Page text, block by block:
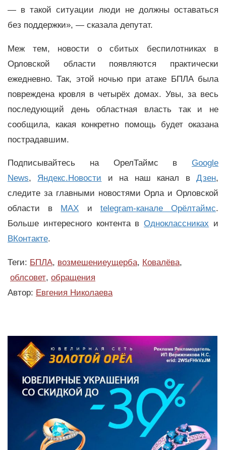
— в такой ситуации люди не должны оставаться
без поддержки», — сказала депутат.
Меж тем, новости о сбитых беспилотниках в
Орловской области появляются практически
ежедневно. Так, этой ночью при атаке БПЛА была
повреждена кровля в четырёх домах. Увы, за весь
последующий день областная власть так и не
сообщила, какая конкретно помощь будет оказана
пострадавшим.
Подписывайтесь на ОрелТаймс в Google
News, Яндекс.Новости и на наш канал вДзен,
следите за главными новостями Орла и Орловской
области в MAX и telegram-канале Орёлтаймс.
Больше интересного контента вОдноклассниках и
ВКонтакте.
Теги: БПЛА, возмешениеущерба, Ковалёва,
облсовет, обращения
Автор: Евгения Николаева